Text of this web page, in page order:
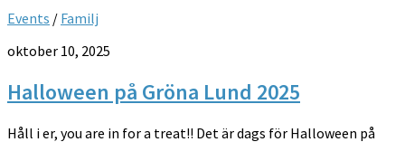
Events / Familj
oktober 10, 2025
Halloween på Gröna Lund 2025
Håll i er, you are in for a treat!! Det är dags för Halloween på